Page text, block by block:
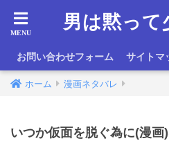
男は黙って
お問い合わせフォーム サイトマ
ホーム 漫画ネタバレ
いつか仮面を脱ぐ為に(漫